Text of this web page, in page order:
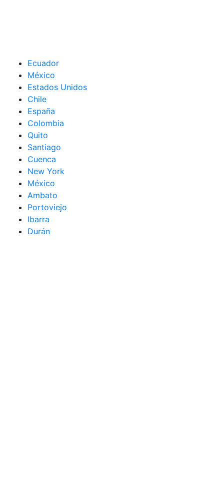
Ecuador
México
Estados Unidos
Chile
España
Colombia
Quito
Santiago
Cuenca
New York
México
Ambato
Portoviejo
Ibarra
Durán